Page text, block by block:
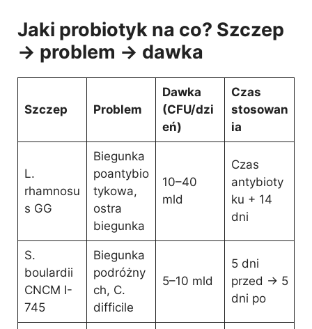
Jaki probiotyk na co? Szczep
→ problem → dawka
Szczep Problem
Dawka
(CFU/dzi
eń)
Czas
stosowan
ia
L.
rhamnosu
s GG
Biegunka
poantybio
tykowa,
ostra
biegunka
10–40
mld
Czas
antybioty
ku + 14
dni
S.
boulardii
CNCM I-
745
Biegunka
podróżny
ch, C.
difficile
5–10 mld
5 dni
przed → 5
dni po